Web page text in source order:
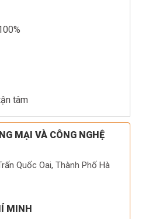
tâm
MẠI VÀ CÔNG NGHỆ
Quốc Oai, Thành Phố Hà
MINH